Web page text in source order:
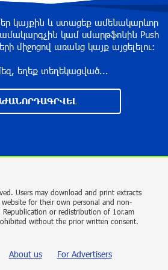
Publicly Funded Concert for the
about a year ago
to Preserve Armenian Heritage:
Sponsors the "Artsakh" Orchestra
in the Tomorrow Mobility
2024: Driving Innovation in E-
կայքին և ստացեք ամենակարևոր
կամ սմարթֆոնին Push
միջոցով առանց կայք այցելելու։
եղեք տեղեկացված...
Users may download and print extracts
for their own personal and non-
Republication or redistribution of 1or.am
without the prior written consent.
About us For Advertisers